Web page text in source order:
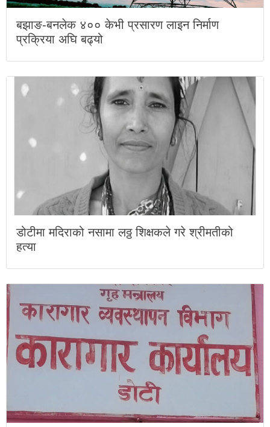
बझाङ-बनलेक ४०० केभी प्रसारण लाइन निर्माण
प्रक्रिया अघि बढ्यो
डोटीमा मदिराको नसामा लठ्ठ शिक्षकले गरे श्रीमतीको
हत्या